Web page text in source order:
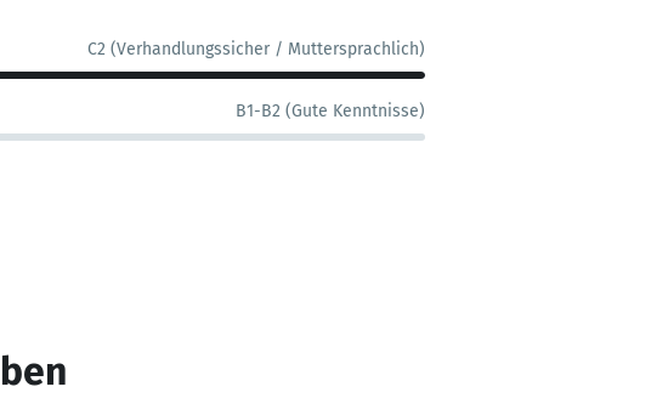
C2 (Verhandlungssicher / Muttersprachlich)
B1-B2 (Gute Kenntnisse)